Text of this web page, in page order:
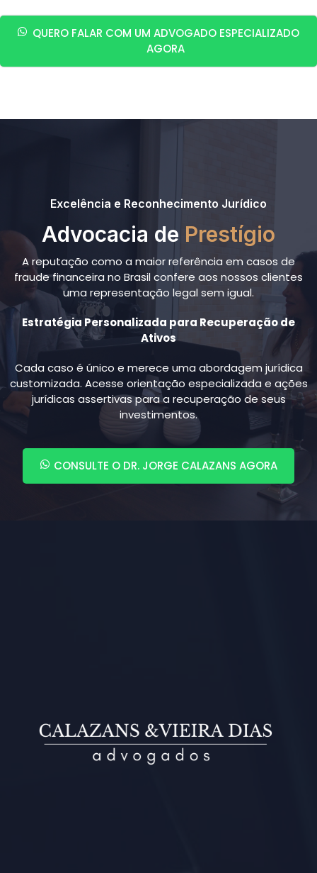
QUERO FALAR COM UM ADVOGADO ESPECIALIZADO
AGORA
Excelência e Reconhecimento Jurídico
Advocacia de Prestígio
A reputação como a maior referência em casos de
fraude financeira no Brasil confere aos nossos clientes
uma representação legal sem igual.
Estratégia Personalizada para Recuperação de
Ativos
Cada caso é único e merece uma abordagem jurídica
customizada. Acesse orientação especializada e ações
jurídicas assertivas para a recuperação de seus
investimentos.
CONSULTE O DR. JORGE CALAZANS AGORA